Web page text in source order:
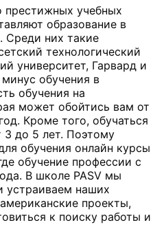
учебных
образование в
Среди них такие
технологический
университет, Гарвард и
обучения в
обучения на
может обойтись вам от
Кроме того, обучаться
3 до 5 лет. Поэтому
обучения онлайн курсы
обучение профессии с
В школе PASV мы
устраиваем наших
проекты,
к поиску работы и